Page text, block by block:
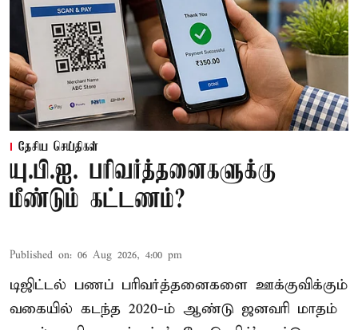
தேசிய செய்திகள்
யு.பி.ஐ. பரிவர்த்தனைகளுக்கு
மீண்டும் கட்டணம்?
Published on: 06 Aug 2026, 4:00 pm
டிஜிட்டல் பணப் பரிவர்த்தனைகளை ஊக்குவிக்கும்
வகையில் கடந்த 2020-ம் ஆண்டு ஜனவரி மாதம்